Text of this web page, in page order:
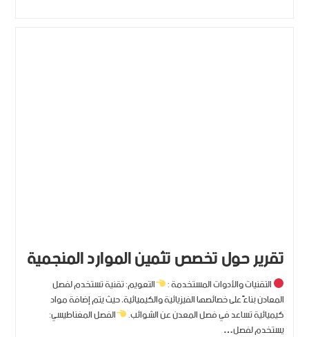
تقرير حول تخصص تثمين الموارد المنجمية
التقنيات والأدوات المستخدمة : التعويم: تقنية تستخدم لفصل
المعادن بناءً على خصائصها الفيزيائية والكيميائية، حيث يتم إضافة مواد
كيميائية تساعد في فصل المعدن عن الشوائب. الفصل المغناطيسي:
يستخدم لفصل…